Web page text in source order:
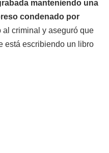
manteniendo una
condenado por
al criminal y aseguró que
está escribiendo un libro